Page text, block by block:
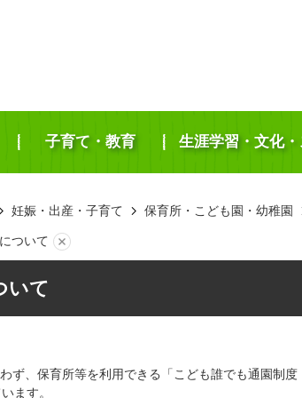
子育て・教育 生涯学習・文化
妊娠・出産・子育て 保育所・こども園・幼稚園
ついて
いて
ず、保育所等を利用できる「こども誰でも通園制度
ます。